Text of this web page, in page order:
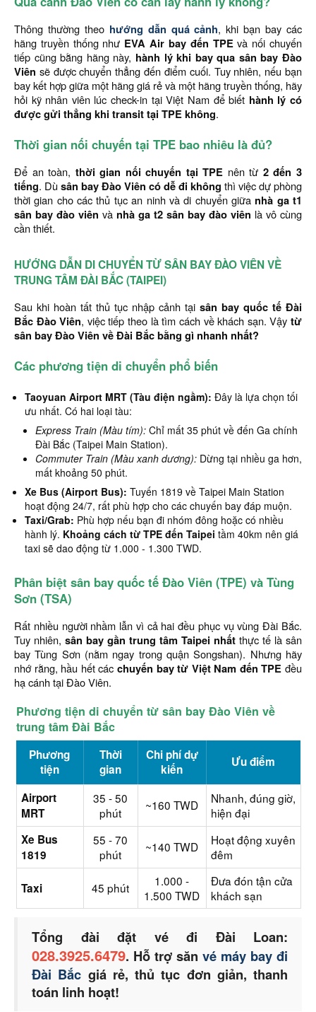
Thông thường theo hướng dẫn quá cảnh, khi bạn bay các
hãng truyền thống như EVA Air bay đến TPEvà nối chuyến
tiếp cũng bằng hãng này, hành lý khi bay qua sân bay Đào
Viên sẽ được chuyển thẳng đến điểm cuối. Tuy nhiên, nếu bạn
bay kết hợp giữa một hãng giá rẻ và một hãng truyền thống, hãy
hỏi kỹ nhân viên lúc check-in tại Việt Nam để biết hành lý có
được gửi thẳng khi transit tại TPE không.
Thời gian nối chuyến tại TPE bao nhiêu là đủ?
Để an toàn, thời gian nối chuyến tại TPE nên từ 2 đến 3
tiếng. Dù sân bay Đào Viên có dễ đi không thì việc dự phòng
thời gian cho các thủ tục an ninh và di chuyển giữa nhà ga t1
sân bay đào viên và nhà ga t2 sân bay đào viên là vô cùng
cần thiết.
HƯỚNG DẪN DI CHUYỂN TỪ SÂN BAY ĐÀO VIÊN VỀ
TRUNG TÂM ĐÀI BẮC (TAIPEI)
Sau khi hoàn tất thủ tục nhập cảnh tại sân bay quốc tế Đài
Bắc Đào Viên, việc tiếp theo là tìm cách về khách sạn. Vậytừ
sân bay Đào Viên về Đài Bắc bằng gì nhanh nhất?
Các phương tiện di chuyển phổ biến
Taoyuan Airport MRT (Tàu điện ngầm): Đây là lựa chọn tối
ưu nhất. Có hai loại tàu:
Express Train (Màu tím): Chỉ mất 35 phút về đến Ga chính
Đài Bắc (Taipei Main Station).
Commuter Train (Màu xanh dương): Dừng tại nhiều ga hơn,
mất khoảng 50 phút.
Xe Bus (Airport Bus): Tuyến 1819 về Taipei Main Station
hoạt động 24/7, rất phù hợp cho các chuyến bay đáp muộn.
Taxi/Grab: Phù hợp nếu bạn đi nhóm đông hoặc có nhiều
hành lý. Khoảng cách từ TPE đến Taipei tầm 40km nên giá
taxi sẽ dao động từ 1.000 - 1.300 TWD.
Phân biệt sân bay quốc tế Đào Viên (TPE) và Tùng
Sơn (TSA)
Rất nhiều người nhầm lẫn vì cả hai đều phục vụ vùng Đài Bắc.
Tuy nhiên, sân bay gần trung tâm Taipei nhất thực tế là sân
bay Tùng Sơn (nằm ngay trong quận Songshan). Nhưng hãy
nhớ rằng, hầu hết các chuyến bay từ Việt Nam đến TPE đều
hạ cánh tại Đào Viên.
Phương tiện di chuyển từ sân bay Đào Viên về
trung tâm Đài Bắc
Phương
tiện
Thời
gian
Chi phí dự
kiến
Ưu điểm
Airport
MRT
35 - 50
phút
~160 TWD
Nhanh, đúng giờ,
hiện đại
Xe Bus
1819
55 - 70
phút
~140 TWD
Hoạt động xuyên
đêm
Taxi 45 phút
1.000 -
1.500 TWD
Đưa đón tận cửa
khách sạn
Tổng đài đặt vé đi Đài Loan:
028.3925.6479. Hỗ trợ săn vé máy bay đi
Đài Bắc giá rẻ, thủ tục đơn giản, thanh
toán linh hoạt!